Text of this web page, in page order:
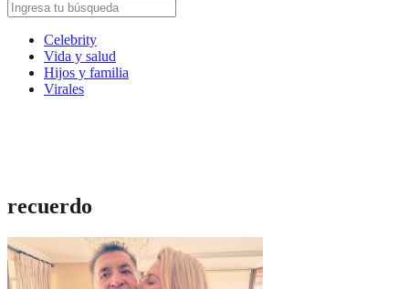
Celebrity
Vida y salud
Hijos y familia
Virales
recuerdo